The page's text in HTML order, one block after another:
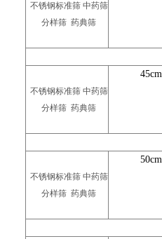
不锈钢标准筛 中药筛
分样筛 药典筛
不锈钢标准筛 中药筛
分样筛 药典筛
45cm
不锈钢标准筛 中药筛
分样筛 药典筛
50cm